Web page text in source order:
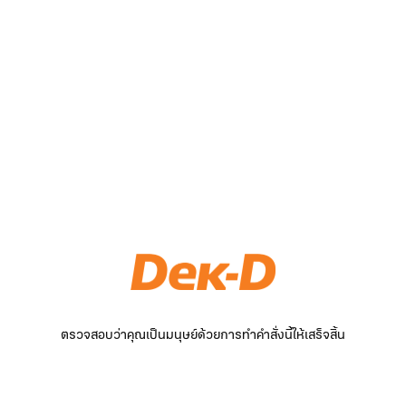
ตรวจสอบว่าคุณเป็นมนุษย์ด้วยการทำคำสั่งนี้ให้เสร็จสิ้น